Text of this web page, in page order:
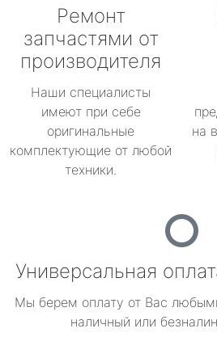
Ремонт
запчастями от
производителя
Наши специалисты
имеют при себе
оригинальные
комплектующие от любой
техники.
на
Универсальная
Мы берем оплату от Вас
наличный или